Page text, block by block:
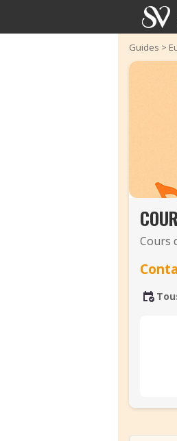
Guides >
Cours